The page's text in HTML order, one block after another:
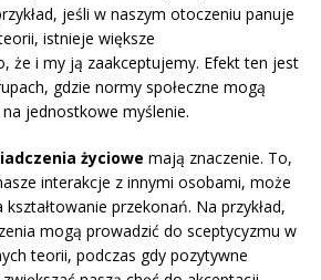
jeśli w naszym otoczeniu panuje
istnieje większe
że i my ją zaakceptujemy. Efekt ten jest
gdzie normy społeczne mogą
jednostkowe myślenie.
życiowe mają znaczenie. To,
interakcje z innymi osobami, może
kształtowanie przekonań. Na przykład,
mogą prowadzić do sceptycyzmu w
teorii, podczas gdy pozytywne